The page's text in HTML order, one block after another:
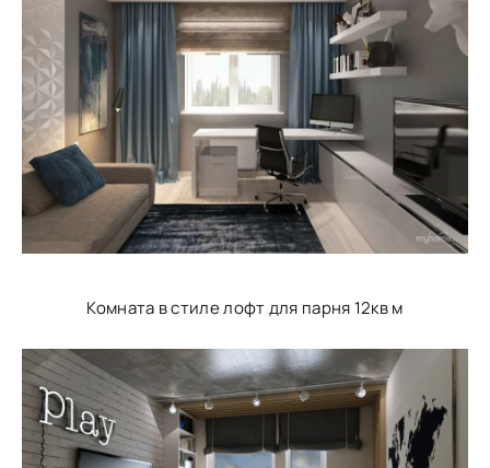
Комната в стиле лофт для парня 12кв м